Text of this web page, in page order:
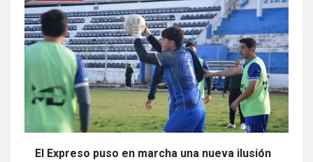
El Expreso puso en marcha una nueva ilusión